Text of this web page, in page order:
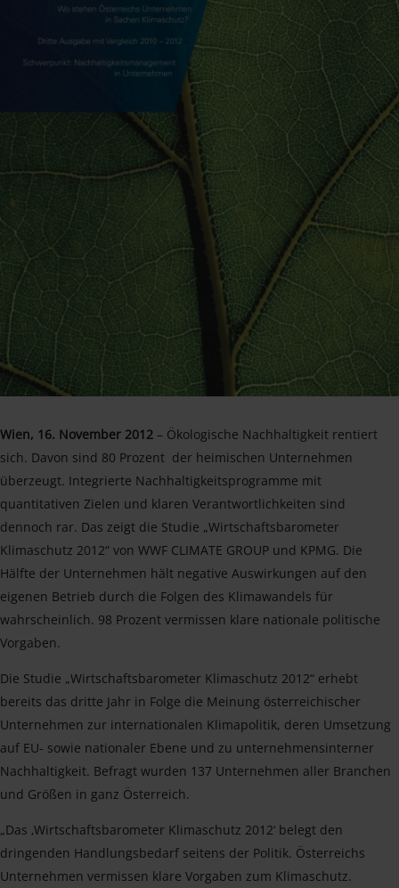
Wien, 16. November 2012 – Ökologische Nachhaltigkeit rentiert
sich. Davon sind 80 Prozent der heimischen Unternehmen
überzeugt. Integrierte Nachhaltigkeitsprogramme mit
quantitativen Zielen und klaren Verantwortlichkeiten sind
dennoch rar. Das zeigt die Studie „Wirtschaftsbarometer
Klimaschutz 2012“ von WWF CLIMATE GROUP und KPMG. Die
Hälfte der Unternehmen hält negative Auswirkungen auf den
eigenen Betrieb durch die Folgen des Klimawandels für
wahrscheinlich. 98 Prozent vermissen klare nationale politische
Vorgaben.
Die Studie „Wirtschaftsbarometer Klimaschutz 2012“ erhebt
bereits das dritte Jahr in Folge die Meinung österreichischer
Unternehmen zur internationalen Klimapolitik, deren Umsetzung
auf EU- sowie nationaler Ebene und zu unternehmensinterner
Nachhaltigkeit. Befragt wurden 137 Unternehmen aller Branchen
und Größen in ganz Österreich.
„Das ‚Wirtschaftsbarometer Klimaschutz 2012‘ belegt den
dringenden Handlungsbedarf seitens der Politik. Österreichs
Unternehmen vermissen klare Vorgaben zum Klimaschutz.